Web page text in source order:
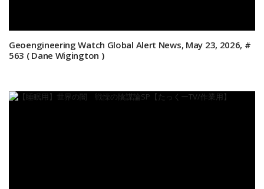
Geoengineering Watch Global Alert News, May 23, 2026, #
563 ( Dane Wigington )